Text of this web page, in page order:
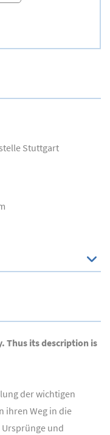
Stuttgart
Thus its description is
der wichtigen
ihren Weg in die
und